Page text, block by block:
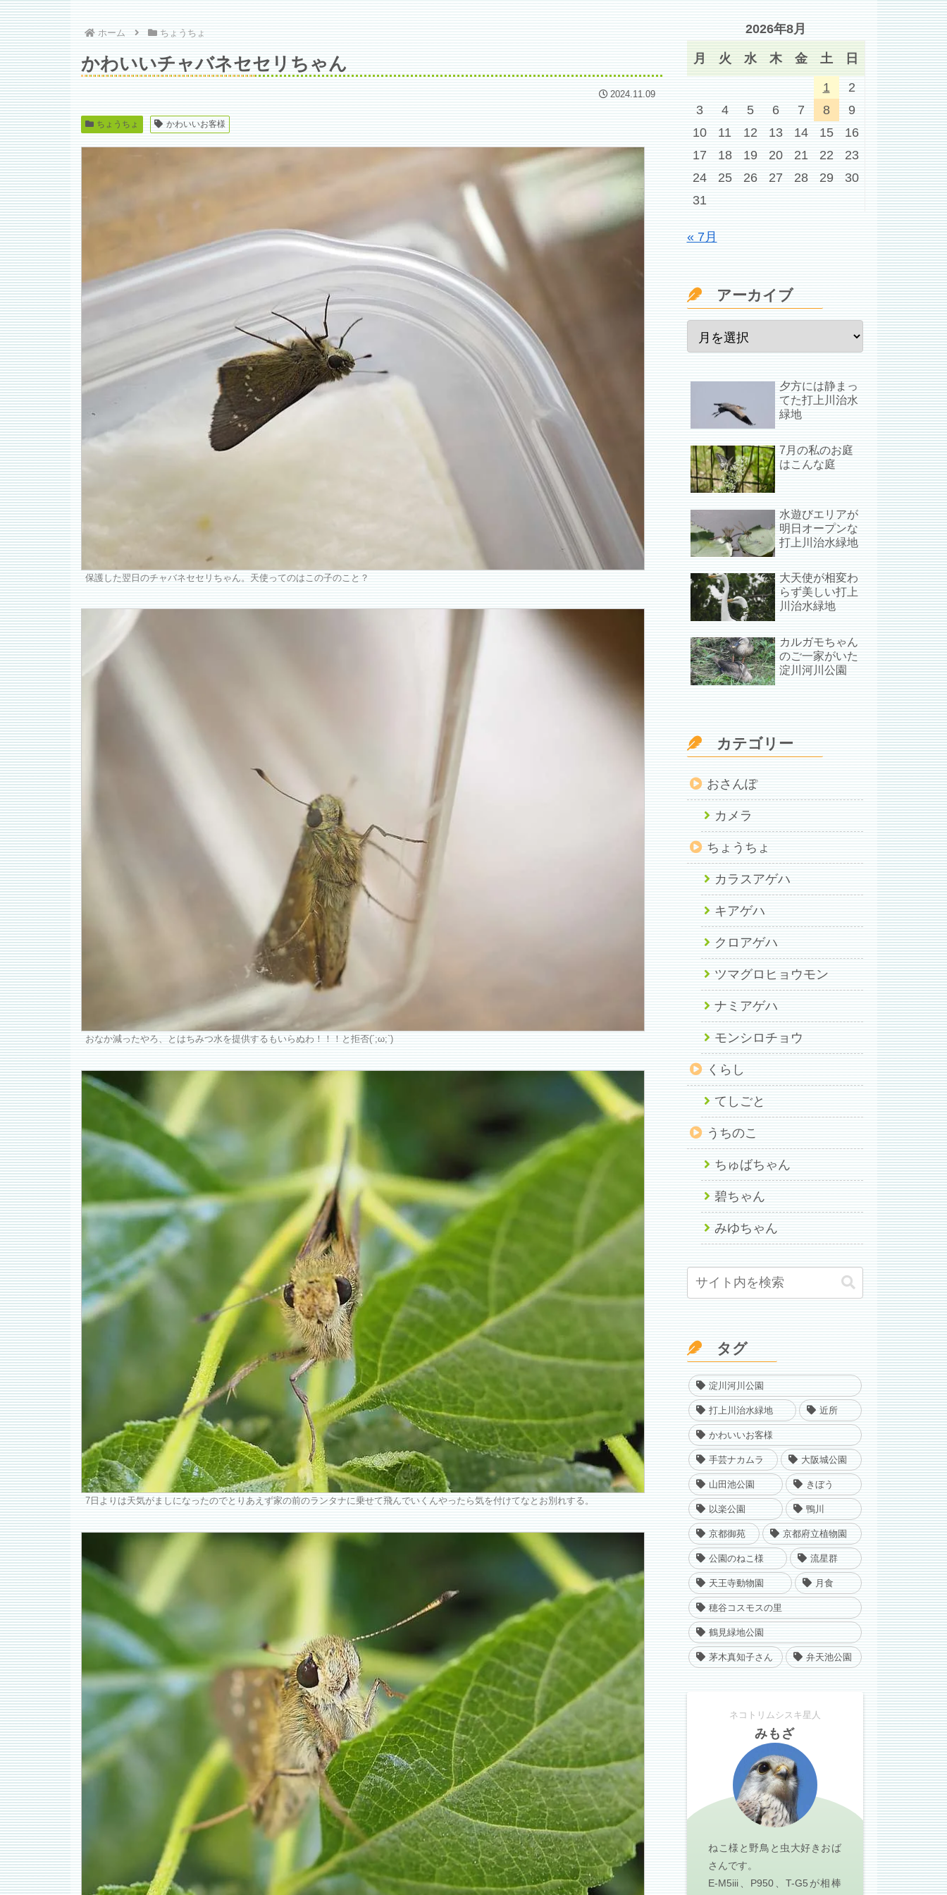
ホーム ちょうちょ
かわいいチャバネセセリちゃん
2024.11.09
ちょうちょ かわいいお客様
保護した翌日のチャバネセセリちゃん。天使ってのはこの子のこと？
おなか減ったやろ、とはちみつ水を提供するもいらぬわ！！！と拒否(´;ω;`)
7日よりは天気がましになったのでとりあえず家の前のランタナに乗せて飛んでいくんやったら気を付けてなとお別れする。
2026年8月
月 火 水 木 金 土 日
1
2
3
4 5 6 7 8
9
10
11 12 13 14 15
16
17
18 19 20 21 22
23
24
25 26 27 28 29
30
31
« 7月
アーカイブ
夕方には静まっ
てた打上川治水
緑地
7月の私のお庭
はこんな庭
水遊びエリアが
明日オープンな
打上川治水緑地
大天使が相変わ
らず美しい打上
川治水緑地
カルガモちゃん
のご一家がいた
淀川河川公園
カテゴリー
おさんぽ
カメラ
ちょうちょ
カラスアゲハ
キアゲハ
クロアゲハ
ツマグロヒョウモン
ナミアゲハ
モンシロチョウ
くらし
てしごと
うちのこ
ちゅばちゃん
碧ちゃん
みゆちゃん
タグ
淀川河川公園
打上川治水緑地 近所
かわいいお客様
手芸ナカムラ 大阪城公園
山田池公園 きぼう
以楽公園 鴨川
京都御苑 京都府立植物園
公園のねこ様 流星群
天王寺動物園 月食
穂谷コスモスの里
鶴見緑地公園
茅木真知子さん 弁天池公園
ネコトリムシスキ星人
みもざ
ねこ様と野鳥と虫大好きおば
さんです。
E-M5iii、P950、T-G5が相棒